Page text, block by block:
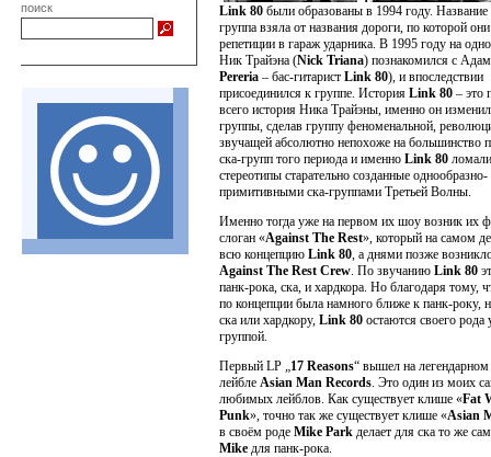
поиск Link 80 были образованы в 1994 году. Название
группа взяла от названия дороги, по которой
репетиции в гараж ударника. В 1995 году на
Ник Трайэна (Nick Triana) познакомился с
Pereria – бас-гитарист Link 80), и впоследствии
присоединился к группе. История Link 80 – это
всего история Ника Трайэны, именно он
группы, сделав группу феноменальной,
звучащей абсолютно непохоже на большинство
ска-групп того периода и именно Link 80
стереотипы старательно созданные однообразно-
примитивными ска-группами Третьей Волны.
Именно тогда уже на первом их шоу возник их
слоган «Against The Rest», который на самом
всю концепцию Link 80, а днями позже
Against The Rest Crew. По звучанию Link 80
панк-рока, ска, и хардкора. Но благодаря тому,
по концепции была намного ближе к панк-року,
ска или хардкору, Link 80 остаются своего рода
группой.
Первый LP „17 Reasons“ вышел на
лейбле Asian Man Records. Это один из моих
любимых лейблов. Как существует клише «Fat
Punk», точно так же существует клише «Asian
в своём роде Mike Park делает для ска то же
Mike для панк-рока.